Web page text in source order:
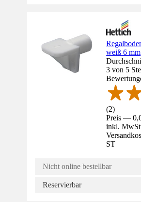
weiß 6 mm
3 von 5
(2)
Preis —
inkl.
ST
Nicht online bestellbar
Reservierbar